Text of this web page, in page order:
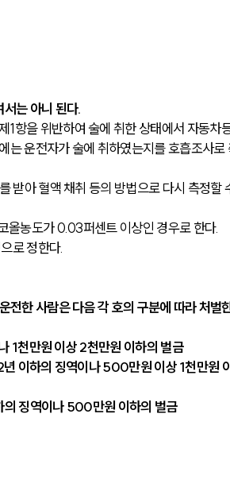
는 아니 된다.
항을 위반하여 술에 취한 상태에서 자동차
는 운전자가 술에 취하였는지를 호흡조사로
받아 혈액 채취 등의 방법으로 다시 측정할
올농도가 0.03퍼센트 이상인 경우로 한다.
로 정한다.
한 사람은 다음 각 호의 구분에 따라 처벌
1천만원 이상 2천만원 이하의 벌금
이하의 징역이나 500만원 이상 1천만원
징역이나 500만원 이하의 벌금